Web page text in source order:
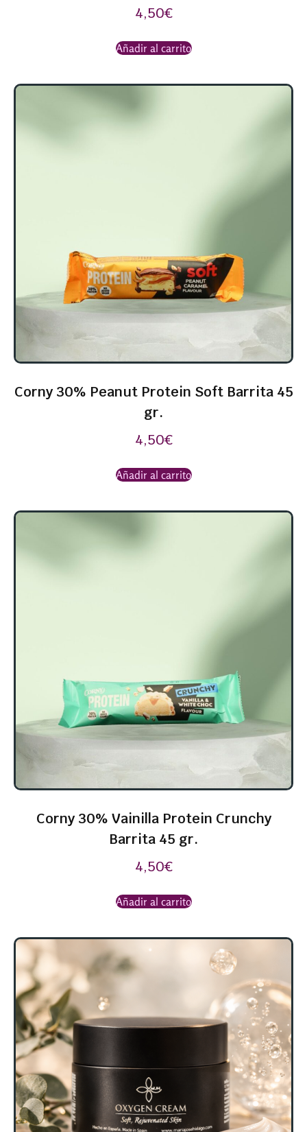
4,50€
Añadir al carrito
Corny 30% Peanut Protein Soft Barrita 45
gr.
4,50€
Añadir al carrito
Corny 30% Vainilla Protein Crunchy
Barrita 45 gr.
4,50€
Añadir al carrito